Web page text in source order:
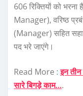
606 रिक्तियों को
Manager), वरिष्ठ
(Manager) सहित
पद भरे जाएंगे।
Read More :इन तीन
सारे बिगड़े काम….